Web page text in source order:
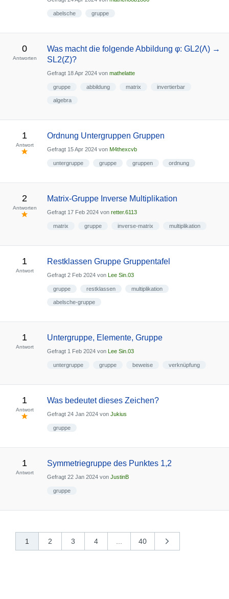
abelsche gruppe
0
Antworten
Was macht die folgende Abbildung φ: GL2(Λ) →
SL2(Z)?
Gefragt 18 Apr 2024 von mathelatte
gruppe abbildung matrix invertierbar
algebra
1
Antwort
Ordnung Untergruppen Gruppen
Gefragt 15 Apr 2024 von M4thexcvb
untergruppe gruppe gruppen ordnung
2
Antworten
Matrix-Gruppe Inverse Multiplikation
Gefragt 17 Feb 2024 von retter.6113
matrix gruppe inverse-matrix multiplikation
1
Antwort
Restklassen Gruppe Gruppentafel
Gefragt 2 Feb 2024 von Lee Sin.03
gruppe restklassen multiplikation
abelsche-gruppe
1
Antwort
Untergruppe, Elemente, Gruppe
Gefragt 1 Feb 2024 von Lee Sin.03
untergruppe gruppe beweise verknüpfung
1
Antwort
Was bedeutet dieses Zeichen?
Gefragt 24 Jan 2024 von Jukius
gruppe
1
Antwort
Symmetriegruppe des Punktes 1,2
Gefragt 22 Jan 2024 von JustinB
gruppe
1 2 3 4 40